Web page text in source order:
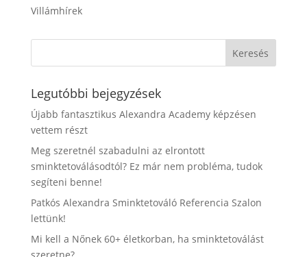
Villámhírek
Legutóbbi bejegyzések
Újabb fantasztikus Alexandra Academy képzésen
vettem részt
Meg szeretnél szabadulni az elrontott
sminktetoválásodtól? Ez már nem probléma, tudok
segíteni benne!
Patkós Alexandra Sminktetováló Referencia Szalon
lettünk!
Mi kell a Nőnek 60+ életkorban, ha sminktetoválást